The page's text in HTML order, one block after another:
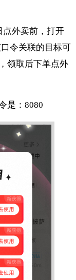
点外卖前，打开
令关联的目标可
领取后下单点外
是：8080